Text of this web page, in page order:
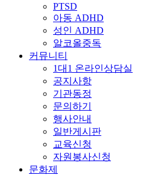
PTSD
아동 ADHD
성인 ADHD
알코올중독
커뮤니티
1대1 온라인상담실
공지사항
기관동정
문의하기
행사안내
일반게시판
교육신청
자원봉사신청
문화제